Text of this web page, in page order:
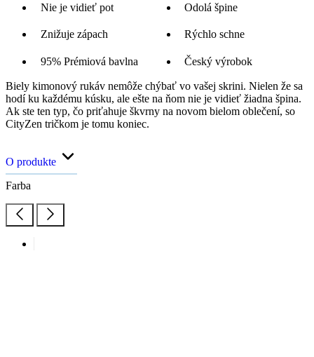
Nie je vidieť pot
Odolá špine
Znižuje zápach Rýchlo schne
95% Prémiová bavlna Český výrobok
Biely kimonový rukáv nemôže chýbať vo vašej skrini. Nielen že sa
hodí ku každému kúsku, ale ešte na ňom nie je vidieť žiadna špina.
Ak ste ten typ, čo priťahuje škvrny na novom bielom oblečení, so
CityZen tričkom je tomu koniec.
O produkte
Farba